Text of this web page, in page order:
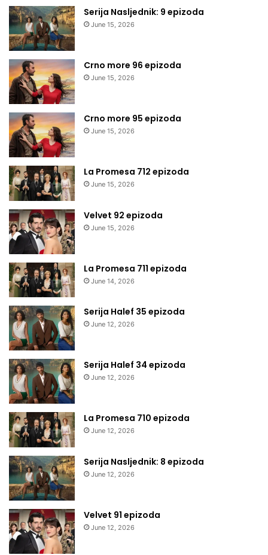
Serija Nasljednik: 9 epizoda
June 15, 2026
Crno more 96 epizoda
June 15, 2026
Crno more 95 epizoda
June 15, 2026
La Promesa 712 epizoda
June 15, 2026
Velvet 92 epizoda
June 15, 2026
La Promesa 711 epizoda
June 14, 2026
Serija Halef 35 epizoda
June 12, 2026
Serija Halef 34 epizoda
June 12, 2026
La Promesa 710 epizoda
June 12, 2026
Serija Nasljednik: 8 epizoda
June 12, 2026
Velvet 91 epizoda
June 12, 2026